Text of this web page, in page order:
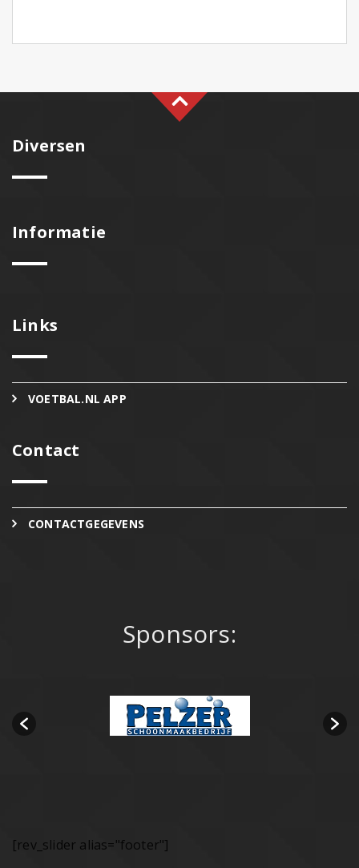
Diversen
Informatie
Links
VOETBAL.NL APP
Contact
CONTACTGEGEVENS
Sponsors:
[rev_slider alias="footer"]